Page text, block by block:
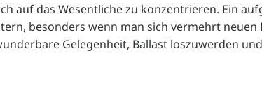
auf das Wesentliche zu konzentrieren. Ein
besonders wenn man sich vermehrt neuen
Gelegenheit, Ballast loszuwerden